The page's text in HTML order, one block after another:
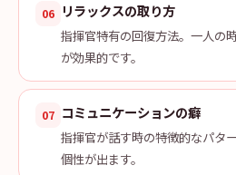
06 リラックスの取り方
指揮官特有の回復方法。一人の
が効果的です。
07 コミュニケーションの癖
指揮官が話す時の特徴的なパタ
個性が出ます。